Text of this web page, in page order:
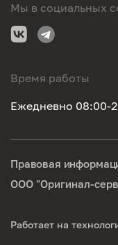
Мы в социальных
Время работы
Ежедневно 08:00-
ООО "Оригинал-
Правовая
Работает на